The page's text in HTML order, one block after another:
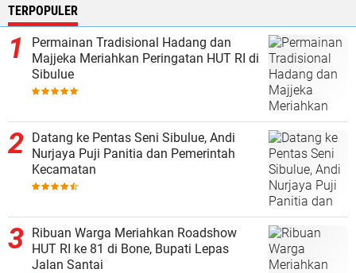
TERPOPULER
Permainan Tradisional Hadang dan
Majjeka Meriahkan Peringatan HUT RI di
Sibulue
Datang ke Pentas Seni Sibulue, Andi
Nurjaya Puji Panitia dan Pemerintah
Kecamatan
Ribuan Warga Meriahkan Roadshow
HUT RI ke 81 di Bone, Bupati Lepas
Jalan Santai